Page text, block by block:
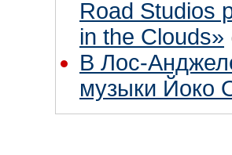
Road Studios
in the Clouds»
В Лос-
музыки Йоко